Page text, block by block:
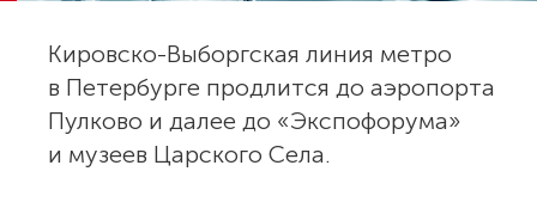
Кировско-Выборгская линия метро
в Петербурге продлится до аэропорта
Пулково и далее до «Экспофорума»
и музеев Царского Села.